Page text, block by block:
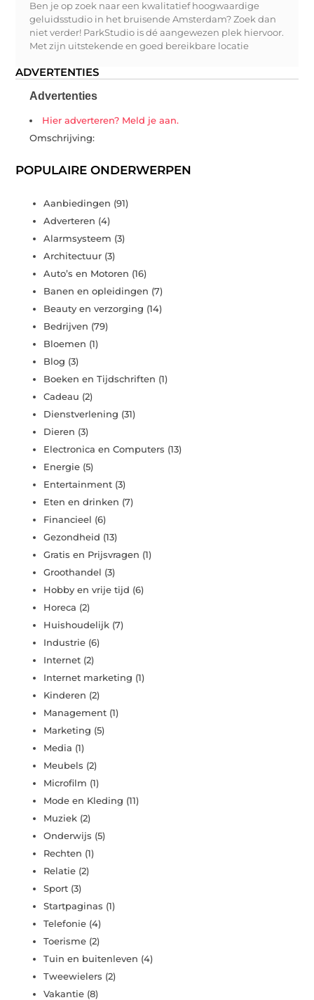
Ben je op zoek naar een kwalitatief hoogwaardige
geluidsstudio in het bruisende Amsterdam? Zoek dan
niet verder! ParkStudio is dé aangewezen plek hiervoor.
Met zijn uitstekende en goed bereikbare locatie
ADVERTENTIES
Advertenties
Hier adverteren? Meld je aan.
Omschrijving:
POPULAIRE ONDERWERPEN
Aanbiedingen (91)
Adverteren (4)
Alarmsysteem (3)
Architectuur (3)
Auto’s en Motoren (16)
Banen en opleidingen (7)
Beauty en verzorging (14)
Bedrijven (79)
Bloemen (1)
Blog (3)
Boeken en Tijdschriften (1)
Cadeau (2)
Dienstverlening (31)
Dieren (3)
Electronica en Computers (13)
Energie (5)
Entertainment (3)
Eten en drinken (7)
Financieel (6)
Gezondheid (13)
Gratis en Prijsvragen (1)
Groothandel (3)
Hobby en vrije tijd (6)
Horeca (2)
Huishoudelijk (7)
Industrie (6)
Internet (2)
Internet marketing (1)
Kinderen (2)
Management (1)
Marketing (5)
Media (1)
Meubels (2)
Microfilm (1)
Mode en Kleding (11)
Muziek (2)
Onderwijs (5)
Rechten (1)
Relatie (2)
Sport (3)
Startpaginas (1)
Telefonie (4)
Toerisme (2)
Tuin en buitenleven (4)
Tweewielers (2)
Vakantie (8)